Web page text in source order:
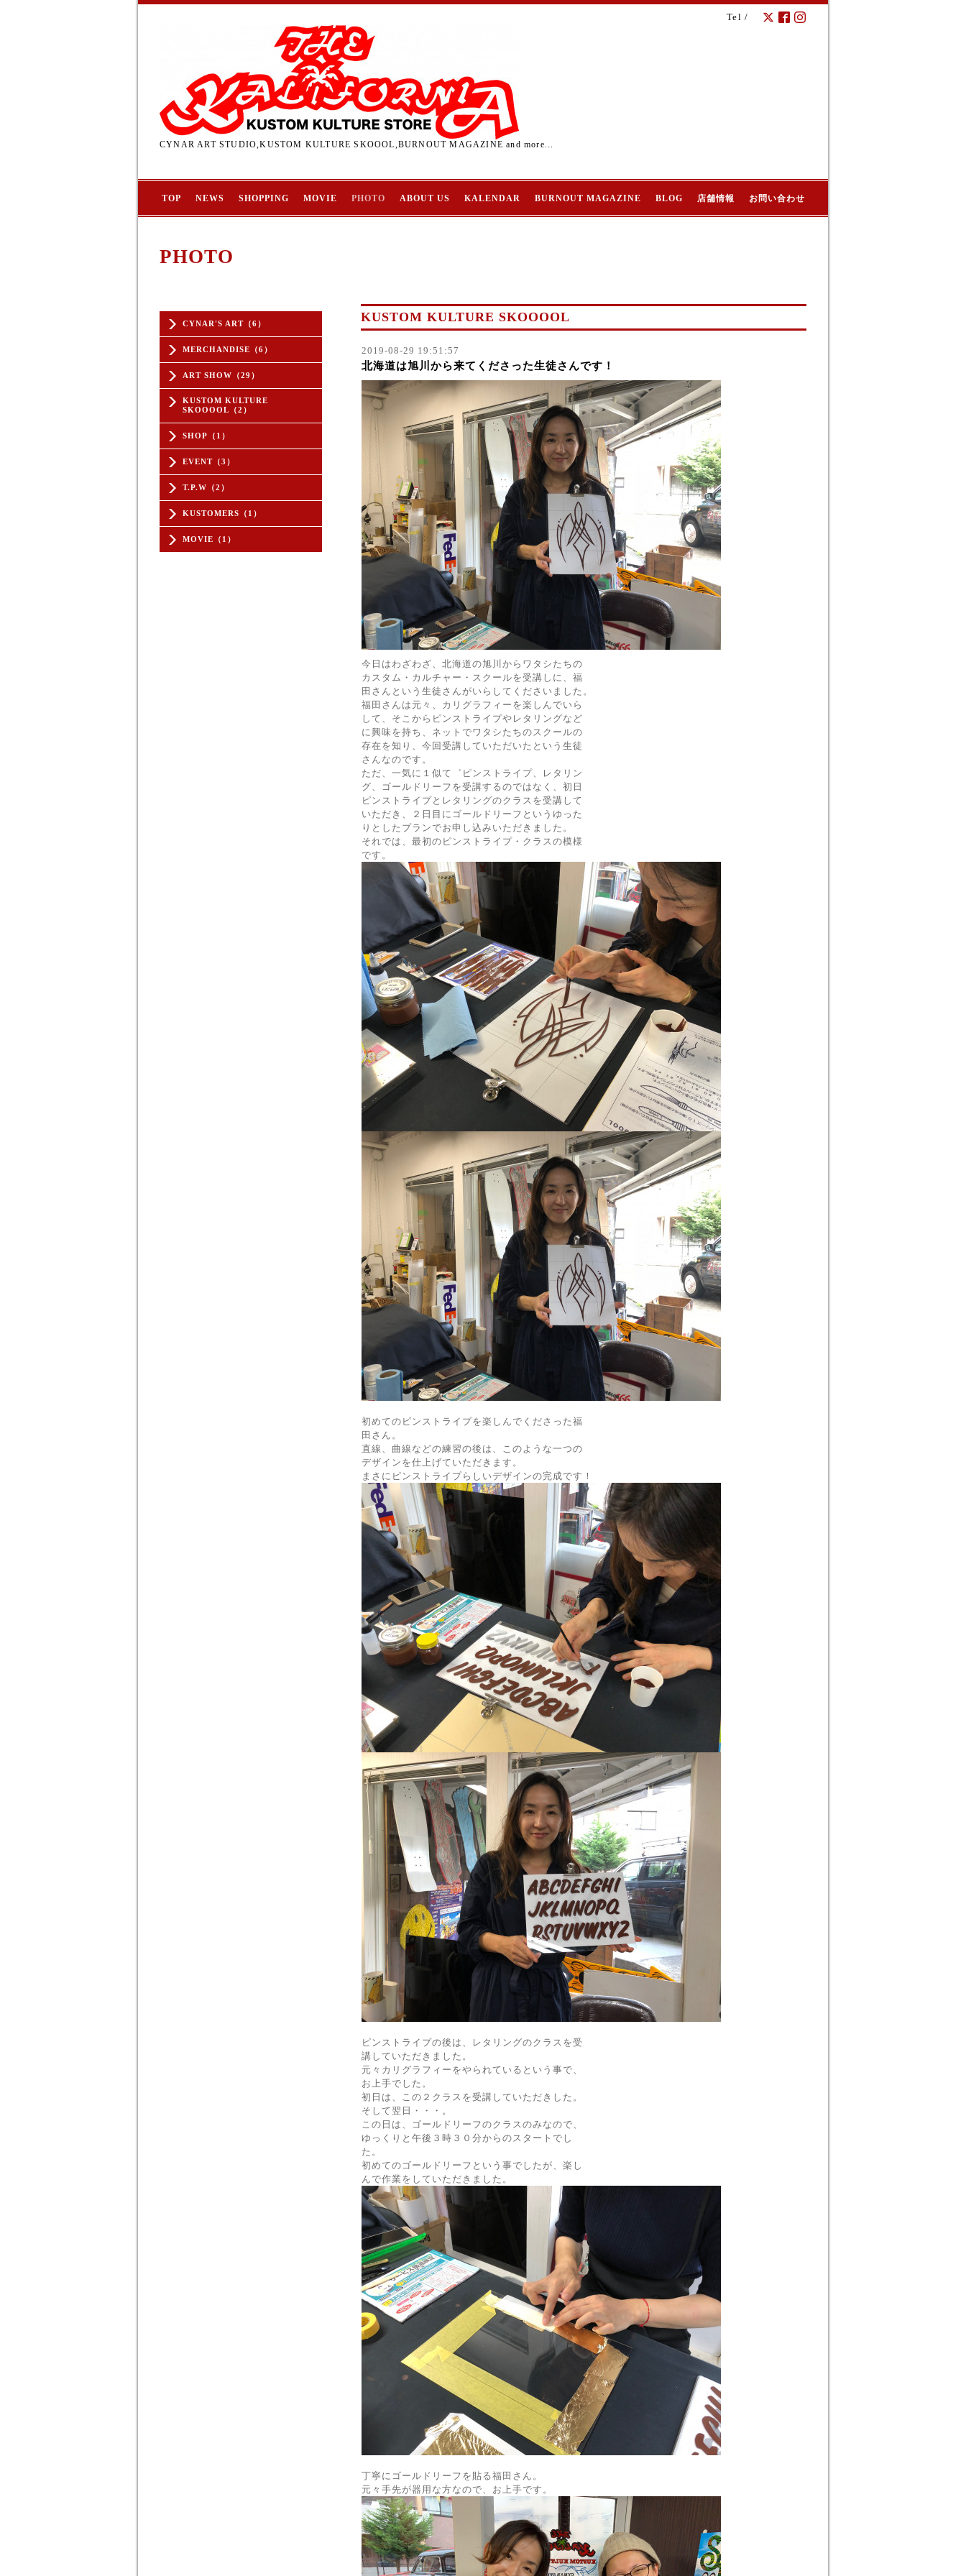
Tel /
CYNAR ART STUDIO,KUSTOM KULTURE SKOOOL,BURNOUT MAGAZINE and more...
TOP NEWS SHOPPING MOVIE PHOTO ABOUT US KALENDAR BURNOUT MAGAZINE BLOG 店舗情報 お問い合わせ
CYNAR'S ART（6）
MERCHANDISE（6）
ART SHOW（29）
KUSTOM KULTURE
SKOOOOL（2）
SHOP（1）
EVENT（3）
T.P.W（2）
KUSTOMERS（1）
MOVIE（1）
PHOTO
KUSTOM KULTURE SKOOOOL
2019-08-29 19:51:57
北海道は旭川から来てくださった生徒さんです！
今日はわざわざ、北海道の旭川からワタシたちの
カスタム・カルチャー・スクールを受講しに、福
田さんという生徒さんがいらしてくださいました。
福田さんは元々、カリグラフィーを楽しんでいら
して、そこからピンストライプやレタリングなど
に興味を持ち、ネットでワタシたちのスクールの
存在を知り、今回受講していただいたという生徒
さんなのです。
ただ、一気に１似て゛ピンストライプ、レタリン
グ、ゴールドリーフを受講するのではなく、初日
ピンストライプとレタリングのクラスを受講して
いただき、２日目にゴールドリーフというゆった
りとしたプランでお申し込みいただきました。
それでは、最初のピンストライプ・クラスの模様
です。
初めてのピンストライプを楽しんでくださった福
田さん。
直線、曲線などの練習の後は、このような一つの
デザインを仕上げていただきます。
まさにピンストライプらしいデザインの完成です！
ピンストライプの後は、レタリングのクラスを受
講していただきました。
元々カリグラフィーをやられているという事で、
お上手でした。
初日は、この２クラスを受講していただきした。
そして翌日・・・。
この日は、ゴールドリーフのクラスのみなので、
ゆっくりと午後３時３０分からのスタートでし
た。
初めてのゴールドリーフという事でしたが、楽し
んで作業をしていただきました。
丁寧にゴールドリーフを貼る福田さん。
元々手先が器用な方なので、お上手です。